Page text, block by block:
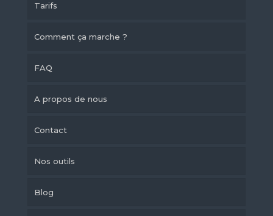
Tarifs
Comment ça marche ?
FAQ
A propos de nous
Contact
Nos outils
Blog